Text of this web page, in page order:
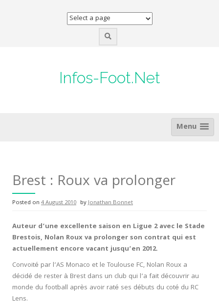
Infos-Foot.Net
Menu
Brest : Roux va prolonger
Posted on 4 August 2010 byJonathan Bonnet
Auteur d’une excellente saison en Ligue 2 avec le Stade
Brestois, Nolan Roux va prolonger son contrat qui est
actuellement encore vacant jusqu’en 2012.
Convoité par l’AS Monaco et le Toulouse FC, Nolan Roux a
décidé de rester à Brest dans un club qui l’a fait découvrir au
monde du football après avoir raté ses débuts du coté du RC
Lens.